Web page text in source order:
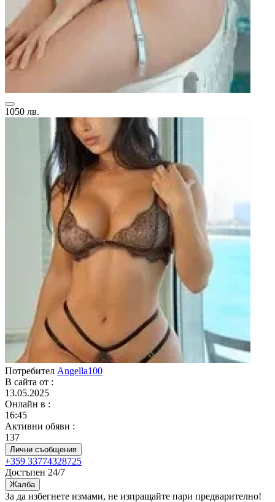
1050 лв.
Потребител Angella100
В сайта от :
13.05.2025
Онлайн в :
16:45
Активни обяви :
137
Лични съобщения
+359 33774328725
Достъпен 24/7
Жалба
За да избегнете измами, не изпращайте пари предварително!